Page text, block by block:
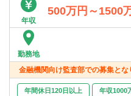
ー以上の
▽シニア
■外部支援
画/経営管
上
■PE、商
■事業会
定、実行
■事業会
■事業会社
援
年収
500万円～1500
勤務地
金融機関向け監査部での募集とな
年間休日120日以上 年収1000